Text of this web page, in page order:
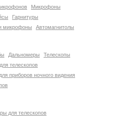
Микрофоны
Гарнитуры
микрофоны Автомагнитолы
Дальномеры
Телескопы
телескопов
приборов ночного видения
для телескопов